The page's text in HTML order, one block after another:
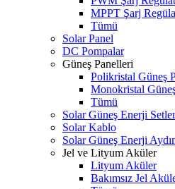
MPPT Şarj
Tümü
Solar Panel
DC Pompalar
Güneş Panelleri
Polikristal Güneş
Monokristal
Tümü
Solar Güneş Enerji
Solar Kablo
Solar Güneş Enerji
Jel ve Lityum Aküler
Lityum Aküler
Bakımsız Jel